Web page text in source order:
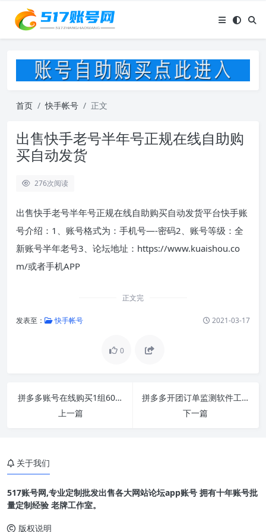
首页 快手帐号 正文
出售快手老号半年号正规在线自助购
买自动发货
276次阅读
出售快手老号半年号正规在线自助购买自动发货平台快手账
号介绍：1、账号格式为：手机号—-密码2、账号等级：全
新账号半年老号3、论坛地址：https://www.kuaishou.co
m/或者手机APP
正文完
发表至： 快手帐号 2021-03-17
0
拼多多账号在线购买1组600个批发出售24小时自动
上一篇
拼多多开团订单监测软件工具
下一篇
关于我们
517账号网,专业定制批发出售各大网站论坛app账号 拥有十年账号批
量定制经验 老牌工作室。
版权说明